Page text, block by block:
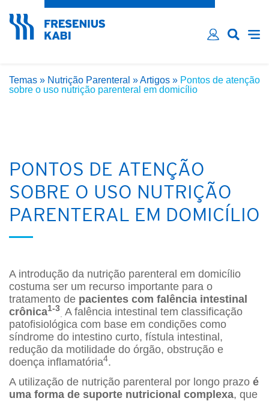
Email*
Lembre-me
Temas » Nutrição Parenteral »Artigos » Pontos de atenção
sobre o uso nutrição parenteral em domicílio
PONTOS DE ATENÇÃO
SOBRE O USO NUTRIÇÃO
PARENTERAL EM DOMICÍLIO
A introdução da nutrição parenteral em domicílio
costuma ser um recurso importante para o
tratamento de pacientes com falência intestinal
crônica1-3 A falência intestinal tem classificação
patofisiológica com base em condições como
síndrome do intestino curto, fístula intestinal,
redução da motilidade do órgão, obstrução e
doença inflamatória4.
A utilização de nutrição parenteral por longo prazo é
uma forma de suporte nutricional complexa, que